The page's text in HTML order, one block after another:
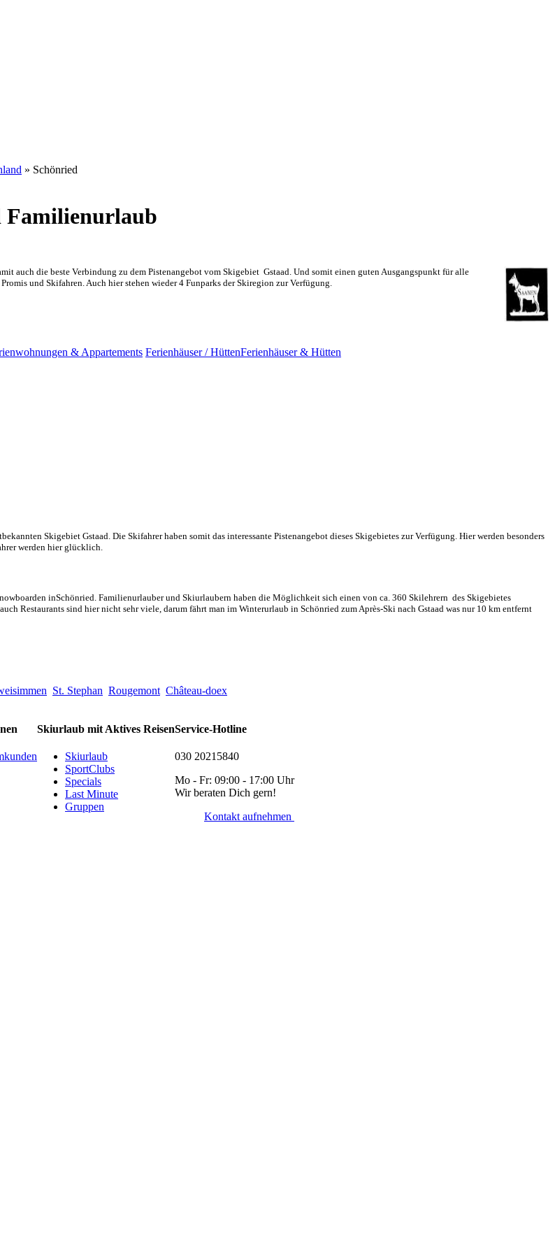
» Schönried
Familienurlaub
auch die beste Verbindung zu dem Pistenangebot vom Skigebiet Gstaad. Und somit einen guten Ausgangspunkt für alle
Promis und Skifahren. Auch hier stehen wieder 4 Funparks der Skiregion zur Verfügung.
& Appartements Ferienhäuser / HüttenFerienhäuser & Hütten
Skigebiet Gstaad. Die Skifahrer haben somit das interessante Pistenangebot dieses Skigebietes zur Verfügung. Hier werden besonders
werden hier glücklich.
inSchönried. Familienurlauber und Skiurlaubern haben die Möglichkeit sich einen von ca. 360 Skilehrern des Skigebietes
Restaurants sind hier nicht sehr viele, darum fährt man im Winterurlaub in Schönried zum Après-Ski nach Gstaad was nur 10 km entfernt
St. Stephan Rougemont Château-doex
Skiurlaub mit Aktives Reisen
Skiurlaub
SportClubs
Specials
Last Minute
Gruppen
Service-Hotline
030 20215840
Mo - Fr: 09:00 - 17:00 Uhr
Wir beraten Dich gern!
Kontakt aufnehmen